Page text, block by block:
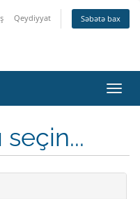
Qeydiyyat Səbətə bax
seçin...